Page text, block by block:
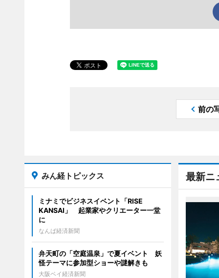
前の
最新ニ
みん経トピックス
ミナミでビジネスイベント「RISE
KANSAI」 起業家やクリエーター一堂
に
なんば経済新聞
弁天町の「空庭温泉」で夏イベント 妖
怪テーマに参加型ショーや謎解きも
大阪ベイ経済新聞